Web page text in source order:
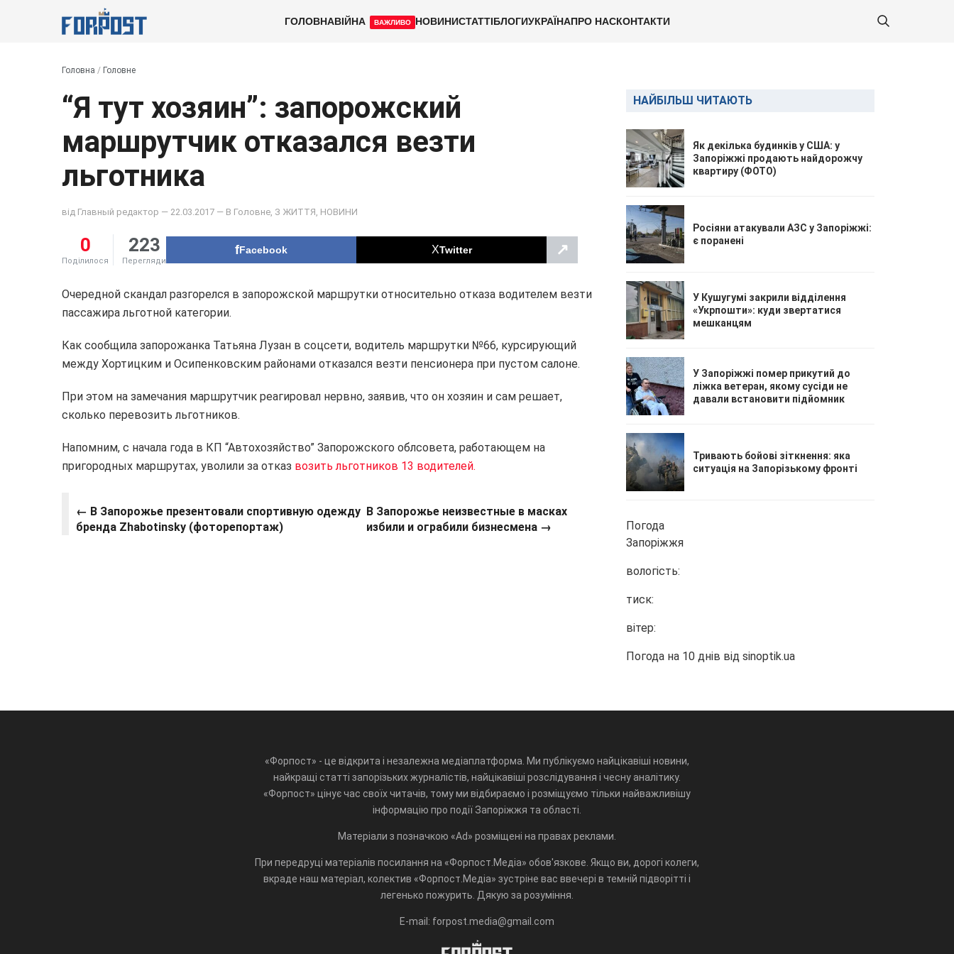
ГОЛОВНАВІЙНА ВАЖЛИВО НОВИНИСТАТТІБЛОГИУКРАЇНАПРО НАСКОНТАКТИ
Головна / Головне
“Я тут хозяин”: запорожский
маршрутчик отказался везти
льготника
від Главный редактор — 22.03.2017 — В Головне З ЖИТТЯ НОВИНИ
0
Поділилося
223
Перегляди
Facebook Twitter ↗
Очередной скандал разгорелся в запорожской маршрутки относительно отказа водителем везти
пассажира льготной категории.
Как сообщила запорожанка Татьяна Лузан в соцсети, водитель маршрутки №66, курсирующий
между Хортицким и Осипенковским районами отказался везти пенсионера при пустом салоне.
При этом на замечания маршрутчик реагировал нервно, заявив, что он хозяин и сам решает,
сколько перевозить льготников.
Напомним, с начала года в КП “Автохозяйство” Запорожского облсовета, работающем на
пригородных маршрутах, уволили за отказ возить льготников 13 водителей.
← В Запорожье презентовали спортивную одежду
бренда Zhabotinsky (фоторепортаж)
В Запорожье неизвестные в масках
избили и ограбили бизнесмена →
НАЙБІЛЬШ ЧИТАЮТЬ
Як декілька будинків у США: у
Запоріжжі продають найдорожчу
квартиру (ФОТО)
Росіяни атакували АЗС у Запоріжжі:
є поранені
У Кушугумі закрили відділення
«Укрпошти»: куди звертатися
мешканцям
У Запоріжжі помер прикутий до
ліжка ветеран, якому сусіди не
давали встановити підйомник
Тривають бойові зіткнення: яка
ситуація на Запорізькому фронті
Погода
Запоріжжя
вологість:
тиск:
вітер:
Погода на 10 днів від sinoptik.ua
«Форпост» - це відкрита і незалежна медіаплатформа. Ми публікуємо найцікавіші новини,
найкращі статті запорізьких журналістів, найцікавіші розслідування і чесну аналітику.
«Форпост» цінує час своїх читачів, тому ми відбираємо і розміщуємо тільки найважливішу
інформацію про події Запоріжжя та області.
Матеріали з позначкою «Ad» розміщені на правах реклами.
При передруці матеріалів посилання на «Форпост.Медіа» обов'язкове. Якщо ви, дорогі колеги,
вкраде наш матеріал, колектив «Форпост.Медіа» зустріне вас ввечері в темній підворітті і
легенько пожурить. Дякую за розуміння.
E-mail: forpost.media@gmail.com